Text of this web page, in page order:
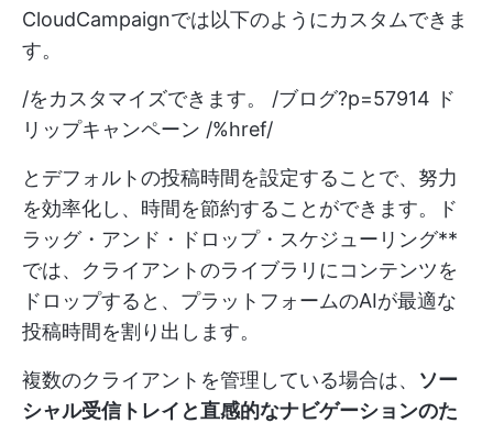
CloudCampaignでは以下のようにカスタムできま
す。
/をカスタマイズできます。 /ブログ?p=57914 ド
リップキャンペーン /%href/
とデフォルトの投稿時間を設定することで、努力
を効率化し、時間を節約することができます。ド
ラッグ・アンド・ドロップ・スケジューリング**
では、クライアントのライブラリにコンテンツを
ドロップすると、プラットフォームのAIが最適な
投稿時間を割り出します。
複数のクライアントを管理している場合は、 ソー
シャル受信トレイと直感的なナビゲーションのた